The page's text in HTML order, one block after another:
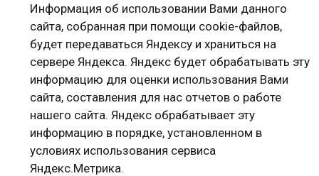
Информация об использовании Вами данного
сайта, собранная при помощи cookie-файлов,
будет передаваться Яндексу и храниться на
сервере Яндекса. Яндекс будет обрабатывать эту
информацию для оценки использования Вами
сайта, составления для нас отчетов о работе
нашего сайта. Яндекс обрабатывает эту
информацию в порядке, установленном в
условиях использования сервиса
Яндекс.Метрика.